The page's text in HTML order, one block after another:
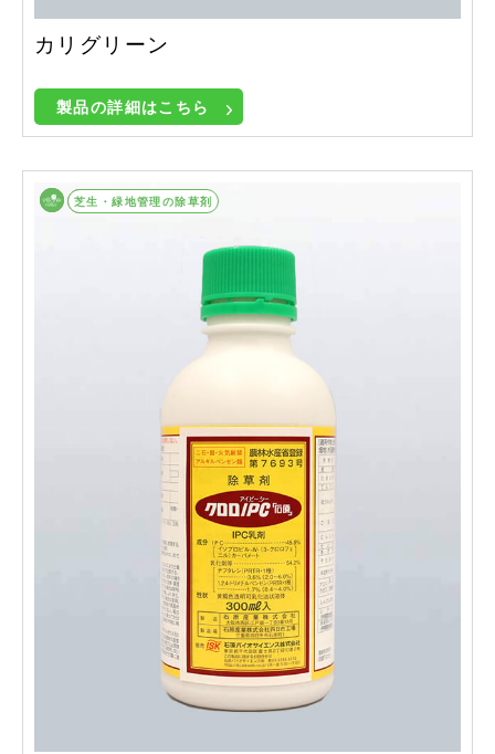
カリグリーン
製品の詳細はこちら
畑作等除草剤
芝生・緑地管理の除草剤